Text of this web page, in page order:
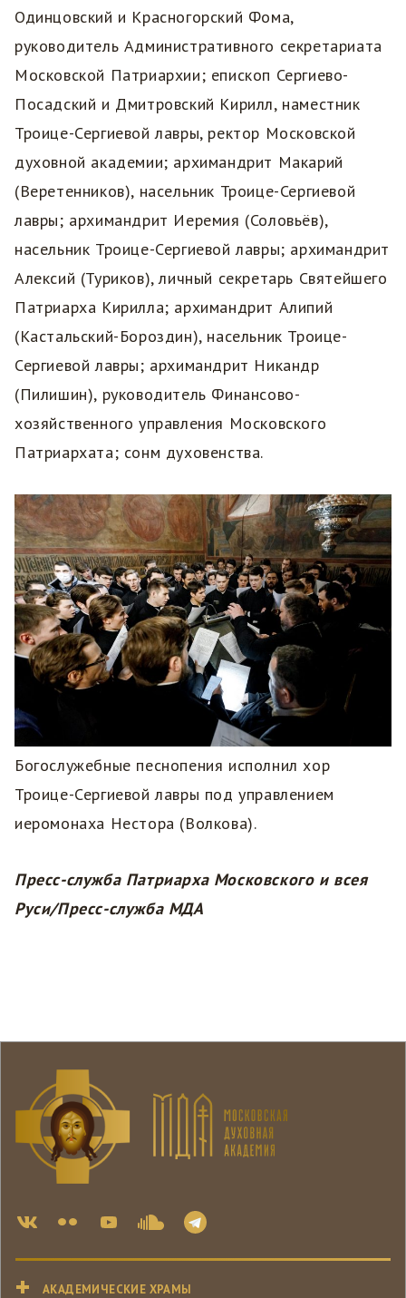
Одинцовский и Красногорский Фома,
руководитель Административного секретариата
Московской Патриархии; епископ Сергиево-
Посадский и Дмитровский Кирилл, наместник
Троице-Сергиевой лавры, ректор Московской
духовной академии; архимандрит Макарий
(Веретенников), насельник Троице-Сергиевой
лавры; архимандрит Иеремия (Соловьёв),
насельник Троице-Сергиевой лавры; архимандрит
Алексий (Туриков), личный секретарь Святейшего
Патриарха Кирилла; архимандрит Алипий
(Кастальский-Бороздин), насельник Троице-
Сергиевой лавры; архимандрит Никандр
(Пилишин), руководитель Финансово-
хозяйственного управления Московского
Патриархата; сонм духовенства.
Богослужебные песнопения исполнил хор
Троице-Сергиевой лавры под управлением
иеромонаха Нестора (Волкова).
Пресс-служба Патриарха Московского и всея
Руси/Пресс-служба МДА
АКАДЕМИЧЕСКИЕ ХРАМЫ